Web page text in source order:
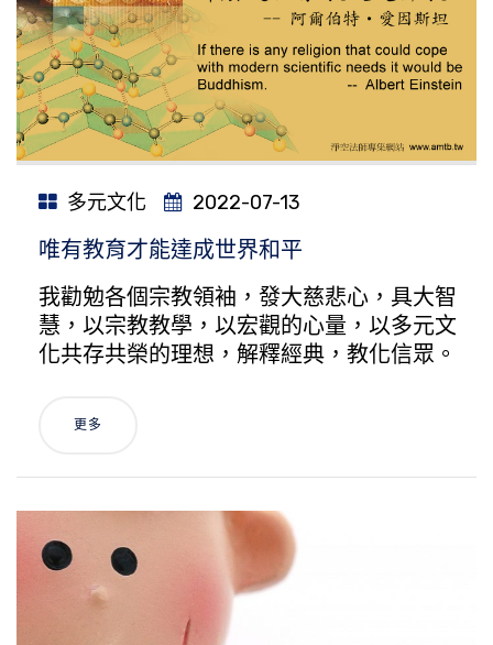
多元文化 2022-07-13
唯有教育才能達成世界和平
我勸勉各個宗教領袖，發大慈悲心，具大智
慧，以宗教教學，以宏觀的心量，以多元文
化共存共榮的理想，解釋經典，教化信眾。
更多